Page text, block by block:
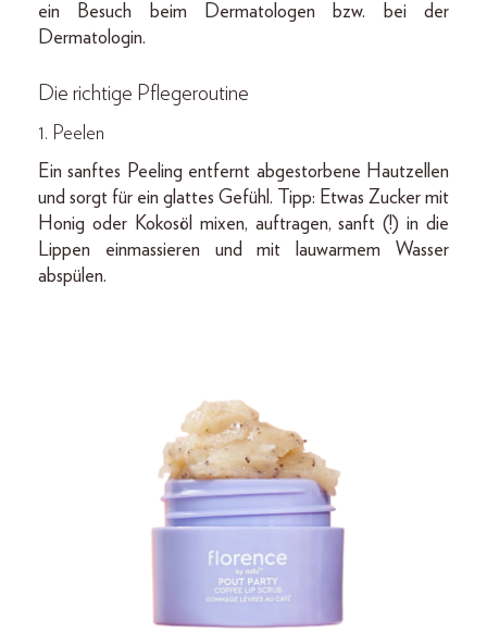
ein Besuch beim Dermatologen bzw. bei der
Dermatologin.
Die richtige Pflegeroutine
1. Peelen
Ein sanftes Peeling entfernt abgestorbene Hautzellen
und sorgt für ein glattes Gefühl. Tipp: Etwas Zucker mit
Honig oder Kokosöl mixen, auftragen, sanft (!) in die
Lippen einmassieren und mit lauwarmem Wasser
abspülen.